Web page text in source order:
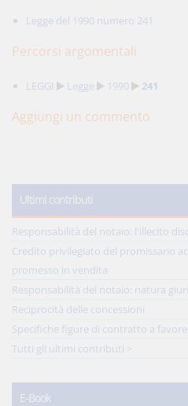
Legge del 1990 numero 241
Percorsi argomentali
LEGGI Legge 1990 241
Aggiungi un commento
Ultimi contributi
Responsabilità del notaio: l'illecito
Credito privilegiato del promissario
promesso in vendita
Responsabilità del notaio: natura
Reciprocità delle concessioni
Specifiche figure di contratto a
Tutti gli ultimi contributi >
E-Book